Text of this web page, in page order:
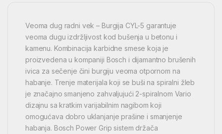
Veoma dug radni vek – Burgija CYL-5 garantuje
veoma dugu izdržljivost kod bušenja u betonu i
kamenu. Kombinacija karbidne smese koja je
proizvedena u kompaniji Bosch i dijamantno brušenih
ivica za sečenje čini burgiju veoma otpornom na
habanje. Trenje materijala koji se buši na spiralni žleb
je značajno smanjeno zahvaljujući 2-spiralnom Vario
dizajnu sa kratkim varijabilnim nagibom koji
omogućava dobro uklanjanje prašine i smanjenje
habanja. Bosch Power Grip sistem držača